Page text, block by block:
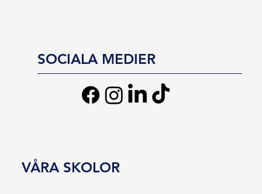
SOCIALA MEDIER
VÅRA SKOLOR